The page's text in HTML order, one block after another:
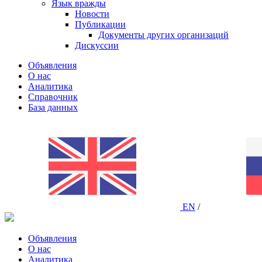
Язык вражды
Новости
Публикации
Документы других организаций
Дискуссии
Объявления
О нас
Аналитика
Справочник
База данных
EN /
Объявления
О нас
Аналитика